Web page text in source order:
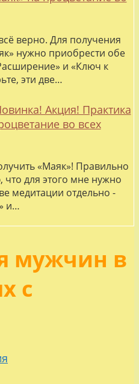
верно. Для получения
нужно приобрести обе
и «Ключ к
эти две…
Акция! Практика
во всех
«Маяк»! Правильно
для этого мне нужно
медитации отдельно -
и…
мужчин в
с